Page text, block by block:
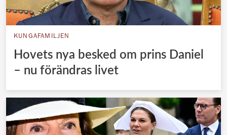
KUNGAFAMILJEN
Hovets nya besked om prins Daniel
– nu förändras livet